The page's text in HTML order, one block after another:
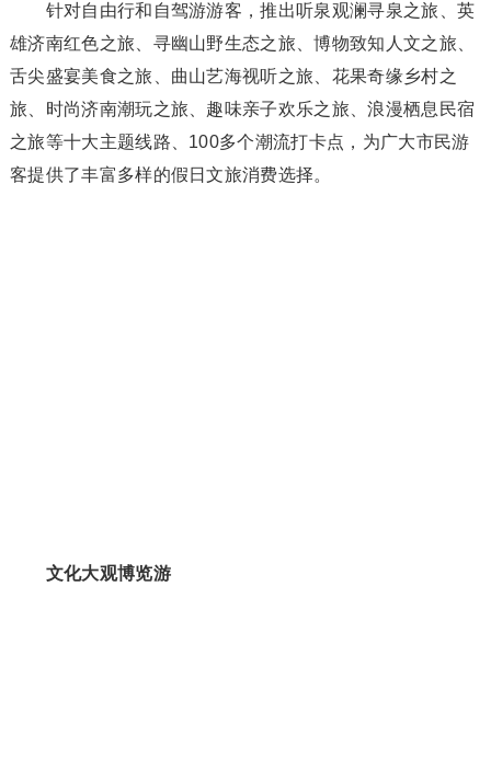
针对自由行和自驾游游客，推出听泉观澜寻泉之旅、英
雄济南红色之旅、寻幽山野生态之旅、博物致知人文之旅、
舌尖盛宴美食之旅、曲山艺海视听之旅、花果奇缘乡村之
旅、时尚济南潮玩之旅、趣味亲子欢乐之旅、浪漫栖息民宿
之旅等十大主题线路、100多个潮流打卡点，为广大市民游
客提供了丰富多样的假日文旅消费选择。
文化大观博览游